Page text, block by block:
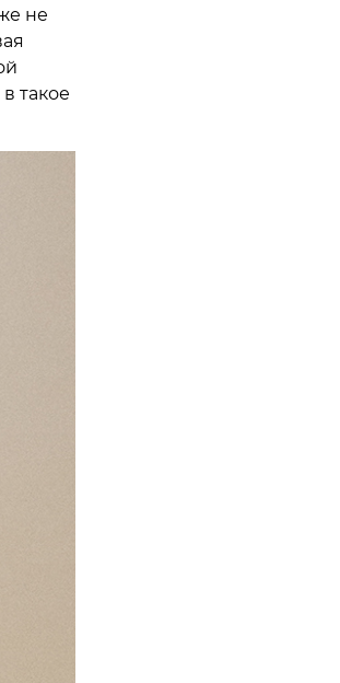
не
такое